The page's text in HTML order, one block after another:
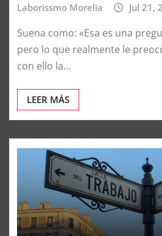
Laborissmo Morelia Jul 21,
Suena como: «Esa es una
pero lo que realmente le
con ello la…
LEER MÁS